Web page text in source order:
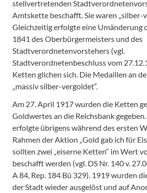
stellvertretenden
Amtskette beschafft. Sie waren „silber-
Gleichzeitig erfolgte eine Umänderung
1841 des Oberbürgermeisters und des
Stadtverordnetenvorstehers (vgl.
Stadtverordnetenbeschluss vom
Ketten glichen sich. Die Medaillen an
„massiv silber-vergoldet“.
Am 27. April 1917 wurden die Ketten
Goldwertes an die Reichsbank
erfolgte übrigens während des ersten
Rahmen der Aktion „Gold gab ich für
sollten zwei „eiserne Ketten“ im Wert
beschafft werden (vgl. DS Nr. 140 v.
A 84, Rep. 184 Bü 329). 1919 wurden
der Stadt wieder ausgelöst und auf